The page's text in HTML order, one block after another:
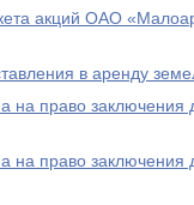
акций ОАО
в аренду
на право заключения
на право заключения